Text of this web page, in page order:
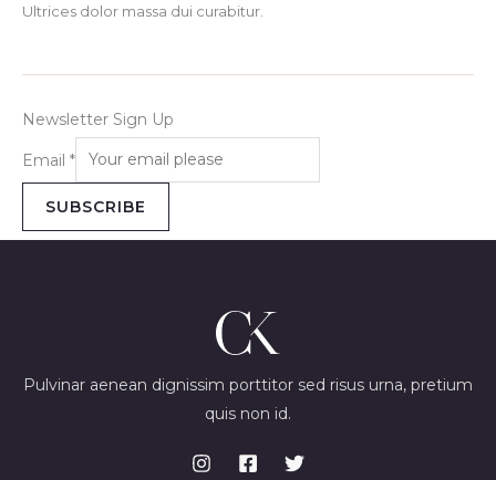
Ultrices dolor massa dui curabitur.
Newsletter Sign Up
Email *
SUBSCRIBE
Pulvinar aenean dignissim porttitor sed risus urna, pretium
quis non id.